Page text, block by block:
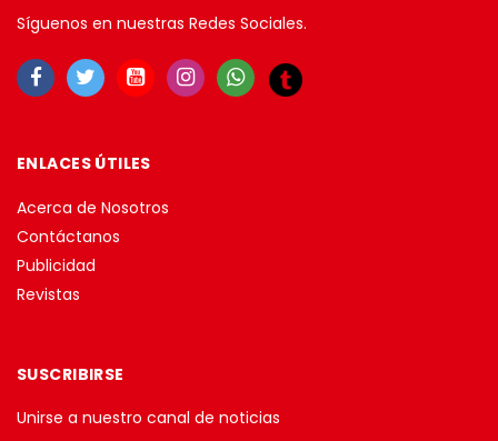
Síguenos en nuestras Redes Sociales.
ENLACES ÚTILES
Acerca de Nosotros
Contáctanos
Publicidad
Revistas
SUSCRIBIRSE
Unirse a nuestro canal de noticias